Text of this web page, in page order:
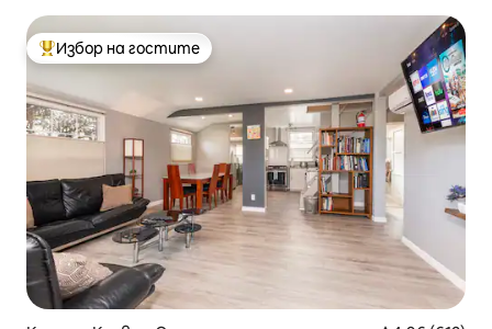
Най-популярен избор на гостите
Избор на гостите